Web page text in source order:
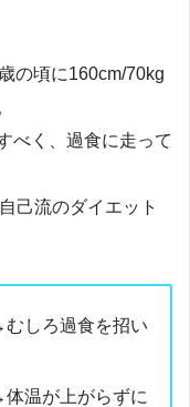
の頃に160cm/70kg
べく、過食に走って
己流のダイエット
しろ過食を招い
温が上がらずに